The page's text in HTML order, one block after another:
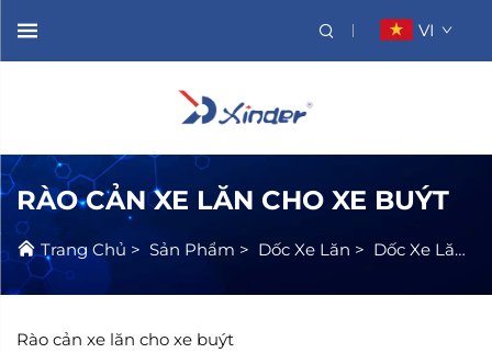
VI
RÀO CẢN XE LĂN CHO XE BUÝT
Trang Chủ > Sản Phẩm > Dốc Xe Lăn > Dốc Xe Lăn Cho Xe Buýt
Rào cản xe lăn cho xe buýt